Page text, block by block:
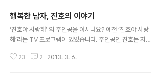
행복한 남자, 진호의 이야기
‘진호야 사랑해’ 의 주인공을 아시나요? 예전 ‘진호야 사랑
해’라는 TV 프로그램이 있었습니다. 주인공인 진호는 자폐
나 갱신한 수영 선수였는데요. 장애는 불가능한 것이 아니
23 2 2013. 3. 6.